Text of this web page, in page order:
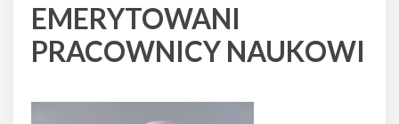
EMERYTOWANI
PRACOWNICY NAUKOWI